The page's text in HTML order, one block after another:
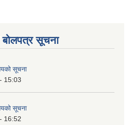
बोलपत्र सूचना
सूचना
15:03
सूचना
16:52